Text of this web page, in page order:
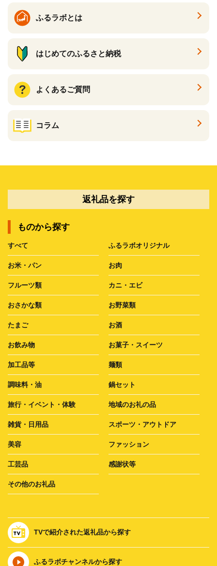
ふるラボとは
はじめてのふるさと納税
よくあるご質問
コラム
返礼品を探す
ものから探す
すべて ふるラボオリジナル
お米・パン お肉
フルーツ類 カニ・エビ
おさかな類 お野菜類
たまご お酒
お飲み物 お菓子・スイーツ
加工品等 麺類
調味料・油 鍋セット
旅行・イベント・体験 地域のお礼の品
雑貨・日用品 スポーツ・アウトドア
美容 ファッション
工芸品 感謝状等
その他のお礼品
TVで紹介された返礼品から探す
ふるラボチャンネルから探す